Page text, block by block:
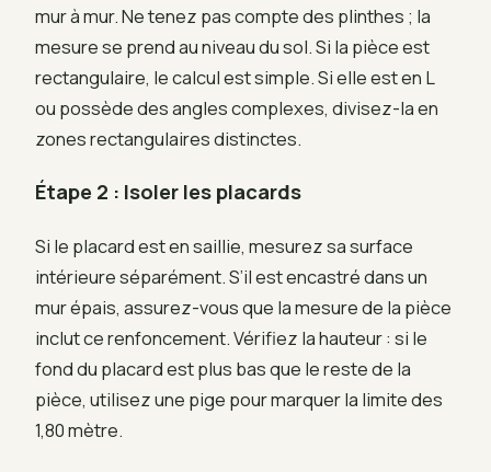
mur à mur. Ne tenez pas compte des plinthes ; la
mesure se prend au niveau du sol. Si la pièce est
rectangulaire, le calcul est simple. Si elle est en L
ou possède des angles complexes, divisez-la en
zones rectangulaires distinctes.
Étape 2 : Isoler les placards
Si le placard est en saillie, mesurez sa surface
intérieure séparément. S’il est encastré dans un
mur épais, assurez-vous que la mesure de la pièce
inclut ce renfoncement. Vérifiez la hauteur : si le
fond du placard est plus bas que le reste de la
pièce, utilisez une pige pour marquer la limite des
1,80 mètre.